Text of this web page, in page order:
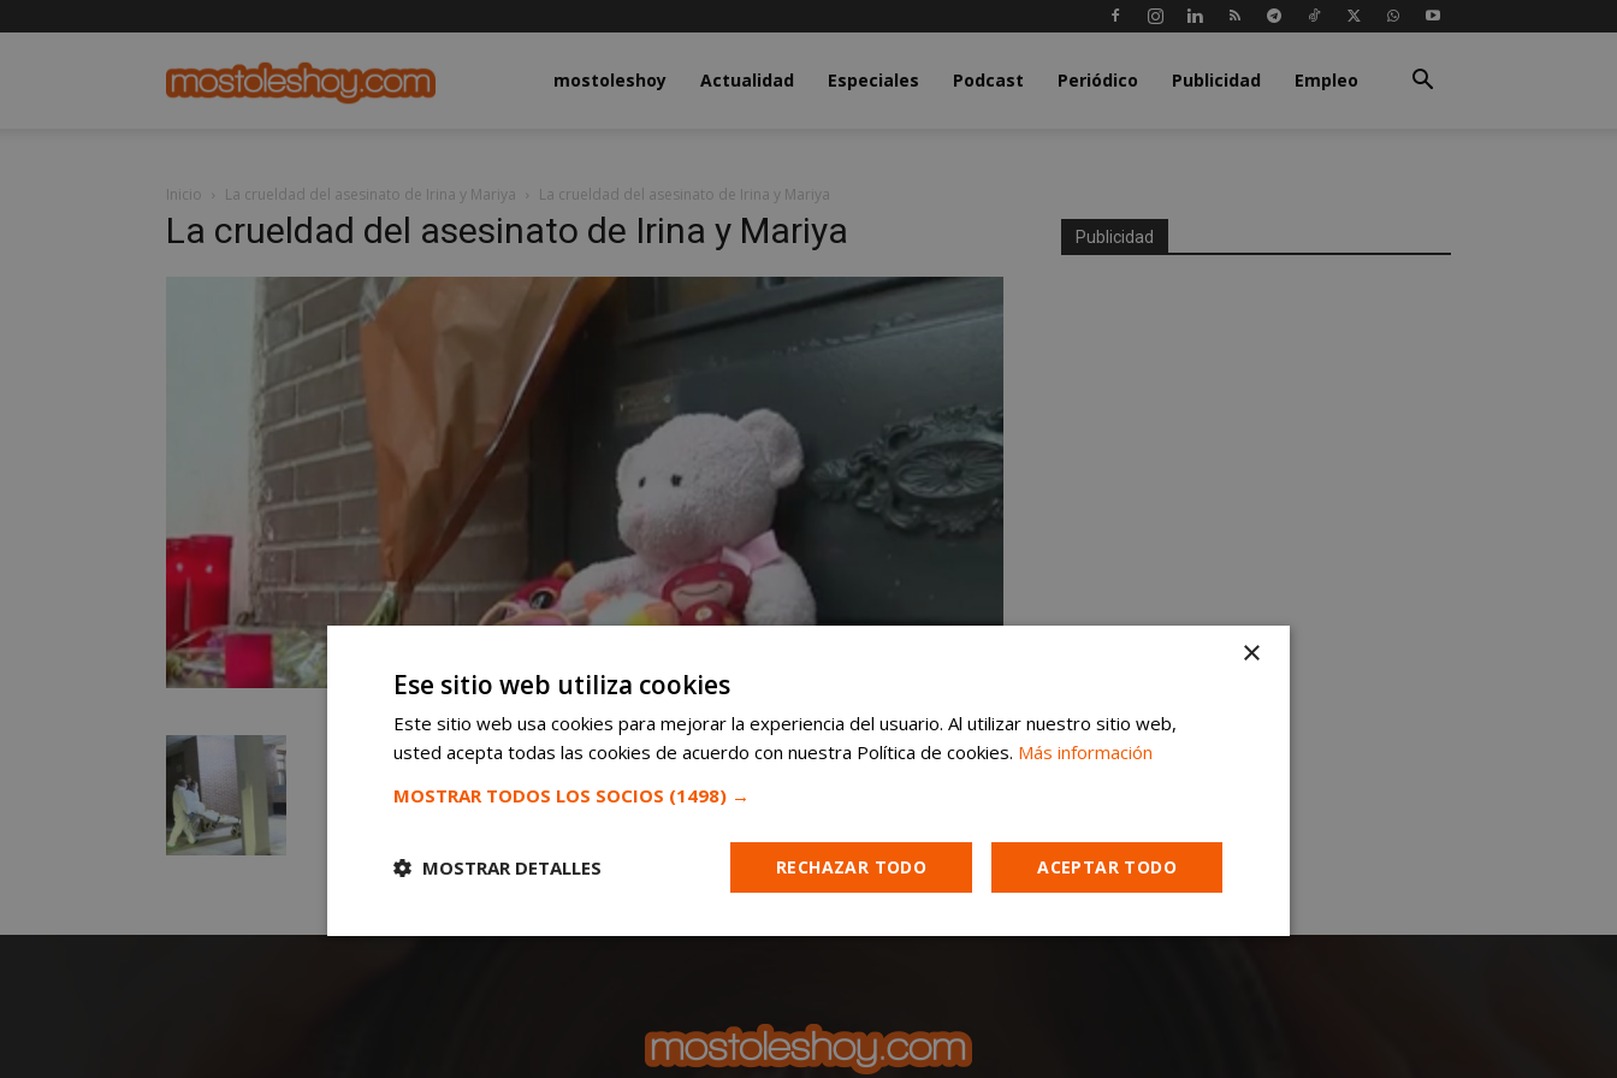
mostoleshoy.commostoleshoy Actualidad Especiales Podcast Periódico Publicidad Empleo
Inicio La crueldad del asesinato de Irina y Mariya La crueldad del asesinato de Irina y Mariya
La crueldad del asesinato de Irina y Mariya Publicidad
×
Ese sitio web utiliza cookies
Este sitio web usa cookies para mejorar la experiencia del usuario. Al utilizar nuestro sitio web,
usted acepta todas las cookies de acuerdo con nuestra Política de cookies. Más información
MOSTRAR TODOS LOS SOCIOS (1498) →
ACEPTAR TODO
RECHAZAR TODO
MOSTRAR DETALLES
Cookies
Cookies de
Cookies de
Cookies de
Cookies no